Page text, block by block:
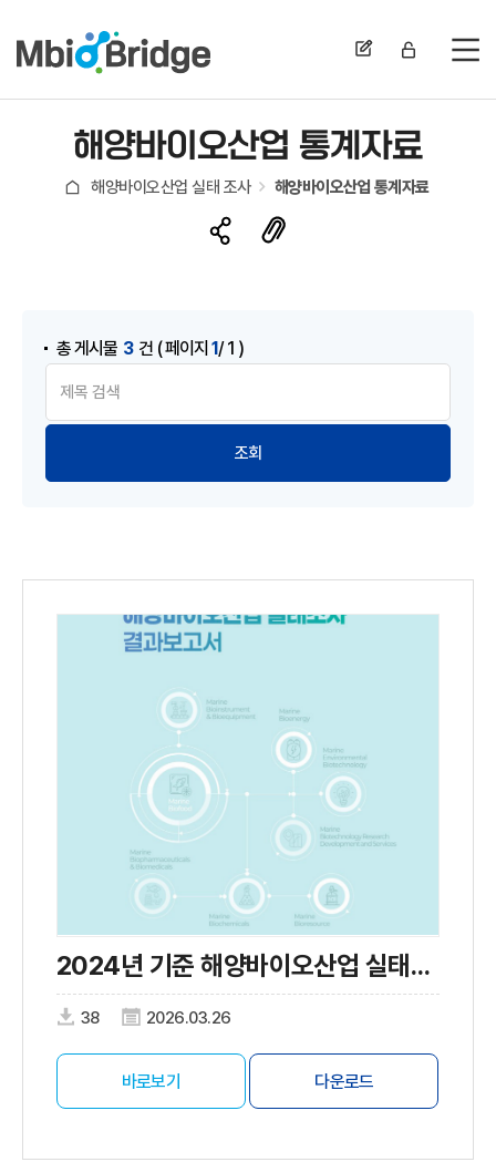
전
해양바이오산업 통계자료
해양바이오산업 실태 조사 해양바이오산업 통계자료
총 게시물 3 건 ( 페이지 1/ 1 )
2024년 기준 해양바이오산업 실태조사
38 2026.03.26
바로보기 다운로드